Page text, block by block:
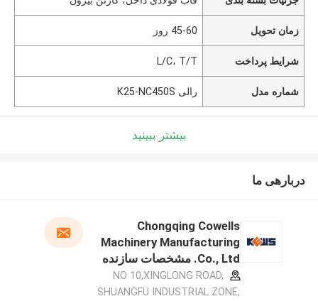
زمان تحویل 45-60 روز
شرایط پرداخت L/C، T/T
شماره مدل رالی K25-NC450S
بیشتر ببینید
دربارهی ما
Chongqing Cowells
Machinery Manufacturing
Co., Ltd. مشخصات سازنده
NO 10,XINGLONG ROAD,
SHUANGFU INDUSTRIAL ZONE,